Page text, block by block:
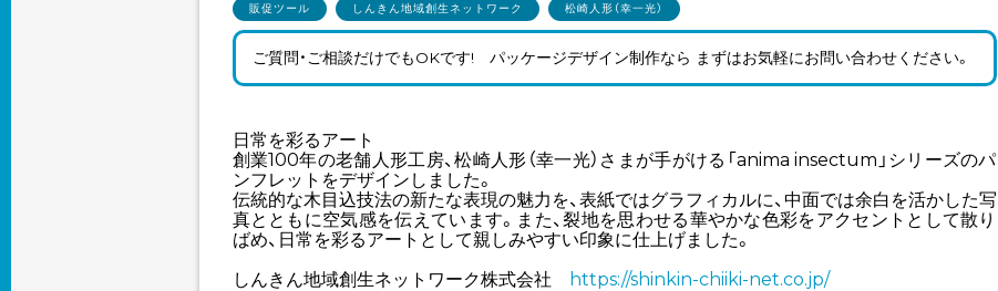
販促ツール しんきん地域創生ネットワーク 松崎人形（幸一光）
ご質問・ご相談だけでもOKです! パッケージデザイン制作なら まずはお気軽にお問い合わせください。
日常を彩るアート
創業100年の老舗人形工房、松崎人形（幸一光）さまが手がける「anima insectum」シリーズのパ
ンフレットをデザインしました。
伝統的な木目込技法の新たな表現の魅力を、表紙ではグラフィカルに、中面では余白を活かした写
真とともに空気感を伝えています。また、裂地を思わせる華やかな色彩をアクセントとして散り
ばめ、日常を彩るアートとして親しみやすい印象に仕上げました。
しんきん地域創生ネットワーク株式会社
https://shinkin-chiiki-net.co.jp/